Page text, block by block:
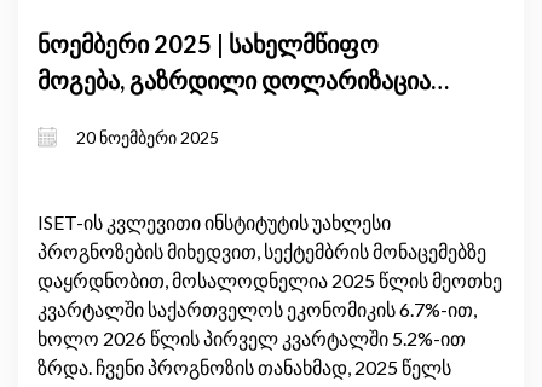
ნოემბერი 2025 | სახელმწიფო
მოგება, გაზრდილი დოლარიზაცია
განსაზღვრავს საქართველოს
20 ნოემბერი 2025
ISET-ის კვლევითი ინსტიტუტის უახლესი
პროგნოზების მიხედვით, სექტემბრის მონაცემებზე
დაყრდნობით, მოსალოდნელია 2025 წლის მეოთხე
კვარტალში საქართველოს ეკონომიკის 6.7%-ით,
ხოლო 2026 წლის პირველ კვარტალში 5.2%-ით
ზრდა. ჩვენი პროგნოზის თანახმად, 2025 წელს